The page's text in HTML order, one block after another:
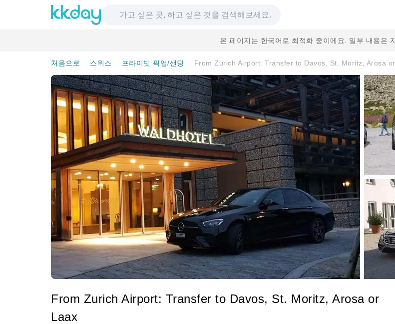
본 페이지는 한국어로 최적화 중이에요. 일부 내용은
처음으로 스위스 프라이빗 픽업/샌딩 From Zurich Airport: Transfer to Davos, St. Moritz, Arosa
From Zurich Airport: Transfer to Davos, St. Moritz, Arosa or
Laax